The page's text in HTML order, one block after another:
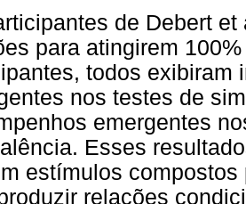
de Debert
para atingirem
todos exibiram
nos testes de
emergentes
Esses
estímulos
relações